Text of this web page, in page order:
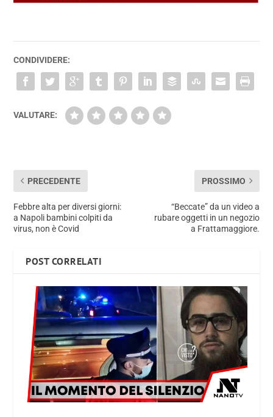
CONDIVIDERE:
VALUTARE:
PRECEDENTE
Febbre alta per diversi giorni:
a Napoli bambini colpiti da
virus, non è Covid
PROSSIMO
“Beccate” da un video a
rubare oggetti in un negozio
a Frattamaggiore.
POST CORRELATI